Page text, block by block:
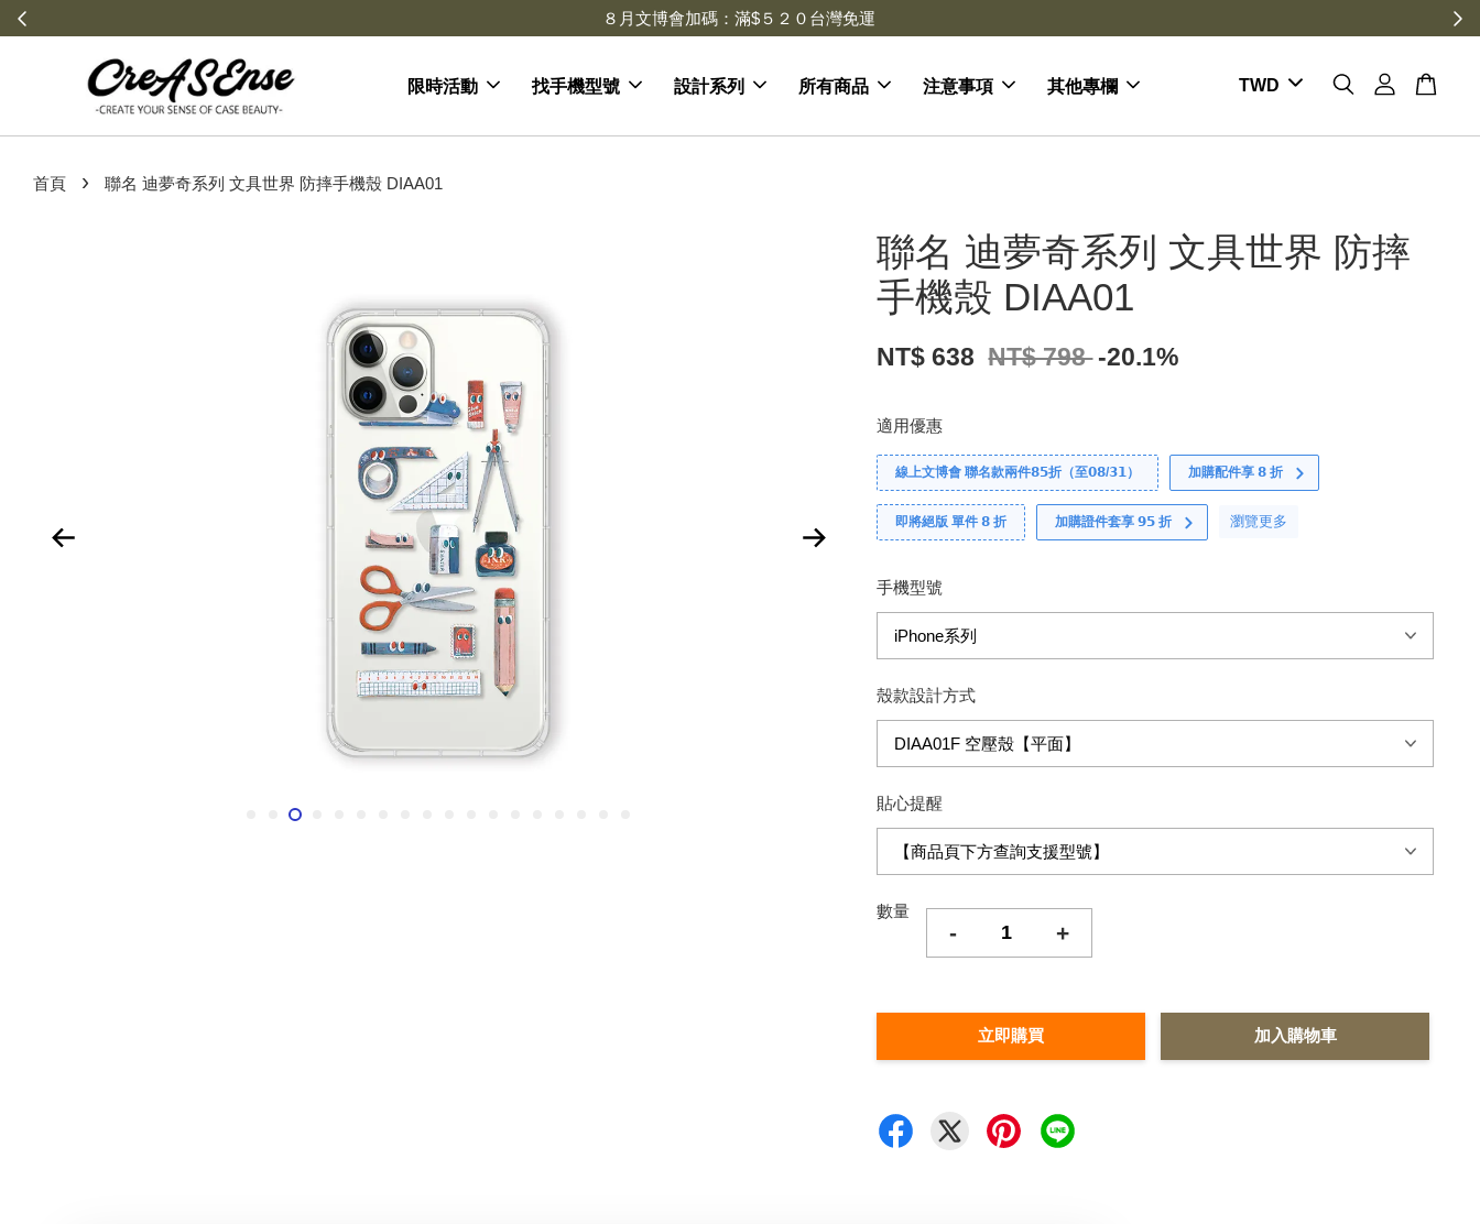
會員登入 領劵享折扣 去領劵
限時活動 找手機型號 設計系列 所有商品 注意事項 其他專欄
首頁 › 聯名 迪夢奇系列 文具世界 防摔手機殼 DIAA01
聯名 迪夢奇系列 文具世界 防摔
手機殼 DIAA01
NT$ 638 NT$ 798 -20.1%
適用優惠
線上文博會 聯名款兩件𝟴𝟱折（至𝟬𝟴/𝟯𝟭） 加購配件享 𝟴 折
即將絕版 單件 𝟴 折 加購證件套享 𝟵𝟱 折 瀏覽更多
手機型號
殼款設計方式
貼心提醒
數量
- +
立即購買 加入購物車